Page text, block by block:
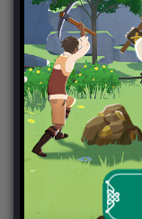
PS3
PS4
PSP
Wii
Wiiu
XBOX ONE